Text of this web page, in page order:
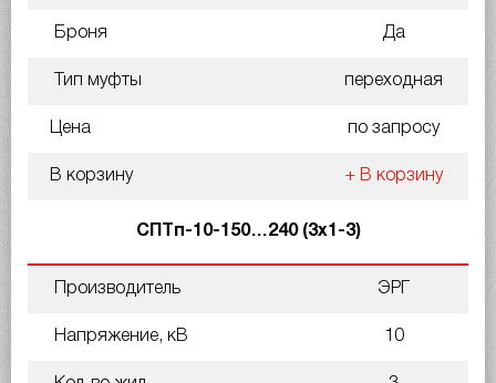
Броня Да
Тип муфты переходная
Цена по запросу
В корзину + В корзину
СПТп-10-150…240 (3х1-3)
Производитель ЭРГ
Напряжение, кВ 10